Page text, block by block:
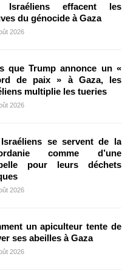
Israéliens effacent les
du génocide à Gaza
2026
que Trump annonce un «
de paix » à Gaza, les
multiplie les tueries
2026
se servent de la
comme d’une
pour leurs déchets
2026
un apiculteur tente de
ses abeilles à Gaza
2026